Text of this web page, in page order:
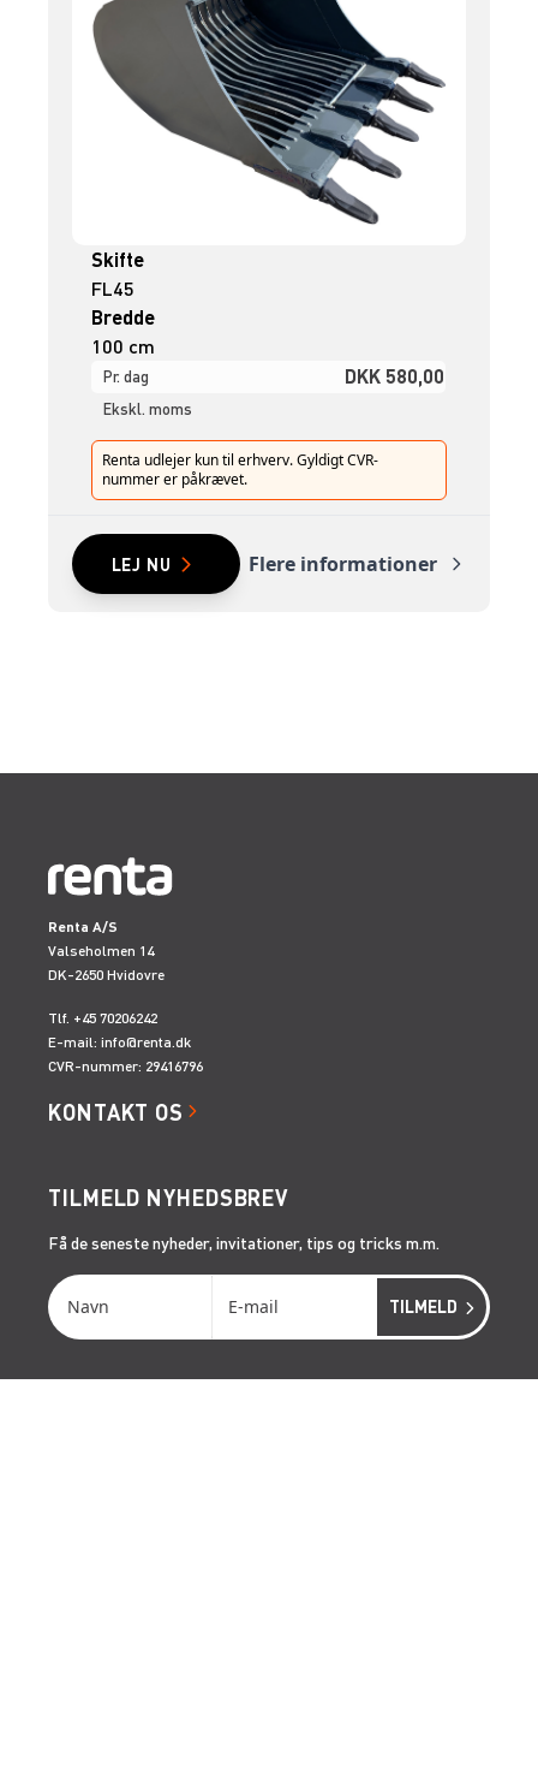
Skifte
FL45
Bredde
100 cm
Pr. dag DKK 580,00
Ekskl. moms
Renta udlejer kun til erhverv. Gyldigt CVR-
nummer er påkrævet.
LEJ NU Flere informationer
Renta A/S
Valseholmen 14
DK-2650 Hvidovre
Tlf. +45 70206242
E-mail: info@renta.dk
CVR-nummer: 29416796
KONTAKT OS
TILMELD NYHEDSBREV
Få de seneste nyheder, invitationer, tips og tricks m.m.